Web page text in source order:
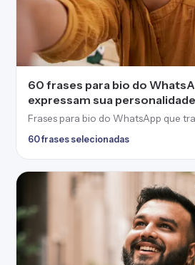
60 frases para bio do
expressam sua personalidade
Frases para bio do WhatsApp que
60 frases selecionadas